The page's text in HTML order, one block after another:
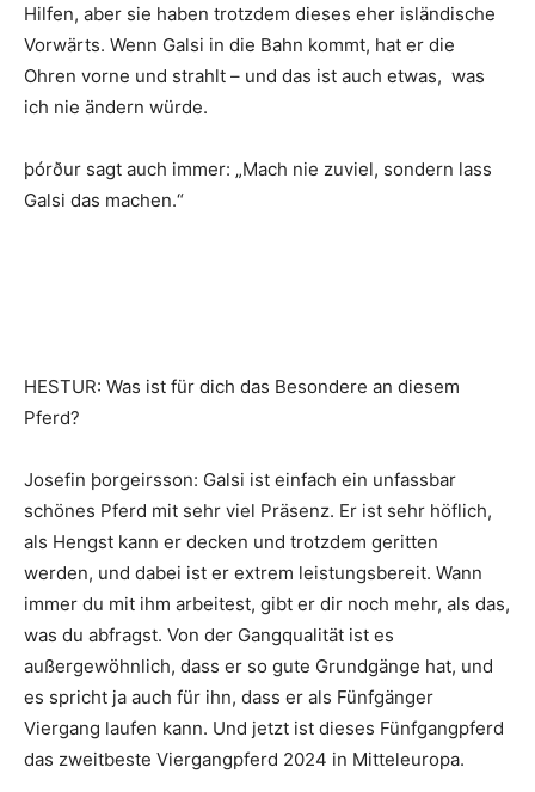
Hilfen, aber sie haben trotzdem dieses eher isländische
Vorwärts. Wenn Galsi in die Bahn kommt, hat er die
Ohren vorne und strahlt – und das ist auch etwas, was
ich nie ändern würde.
þórður sagt auch immer: „Mach nie zuviel, sondern lass
Galsi das machen.“
HESTUR: Was ist für dich das Besondere an diesem
Pferd?
Josefin þorgeirsson: Galsi ist einfach ein unfassbar
schönes Pferd mit sehr viel Präsenz. Er ist sehr höflich,
als Hengst kann er decken und trotzdem geritten
werden, und dabei ist er extrem leistungsbereit. Wann
immer du mit ihm arbeitest, gibt er dir noch mehr, als das,
was du abfragst. Von der Gangqualität ist es
außergewöhnlich, dass er so gute Grundgänge hat, und
es spricht ja auch für ihn, dass er als Fünfgänger
Viergang laufen kann. Und jetzt ist dieses Fünfgangpferd
das zweitbeste Viergangpferd 2024 in Mitteleuropa.